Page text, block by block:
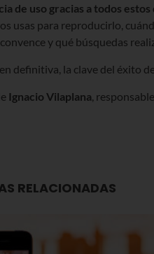
de uso gracias a todos estos
usas para reproducirlo,
y qué búsquedas
definitiva, la clave del éxito
Ignacio Vilaplana ,
RELACIONADAS